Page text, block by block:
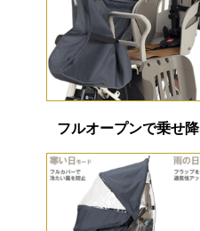
フルオープンで乗せ